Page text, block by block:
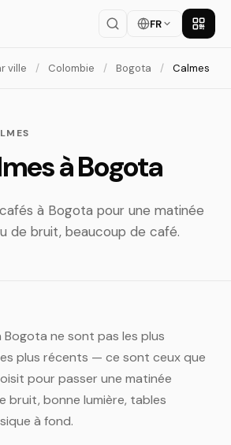
FR
ville / Colombie / Bogota / Calmes
à Bogota
à Bogota pour une matinée
de bruit, beaucoup de café.
Bogota ne sont pas les plus
plus récents — ce sont ceux que
pour passer une matinée
bruit, bonne lumière, tables
à fond.